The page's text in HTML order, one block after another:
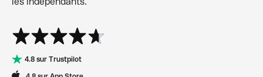
4.8 sur Trustpilot